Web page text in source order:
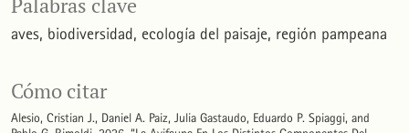
Palabras clave
aves biodiversidad ecología del paisaje región pampeana
Cómo citar
Alesio, Cristian J., Daniel A. Paiz, Julia Gastaudo, Eduardo P. Spiaggi, and